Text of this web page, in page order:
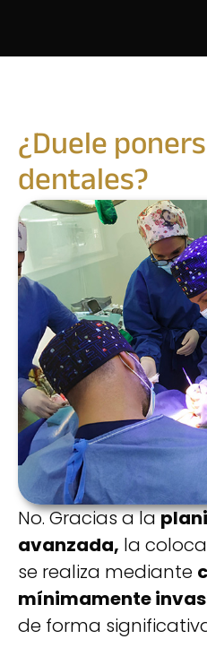
¿Duele
dentales?
No. Gracias a la
avanzada, la
se realiza mediante
mínimamente
de forma